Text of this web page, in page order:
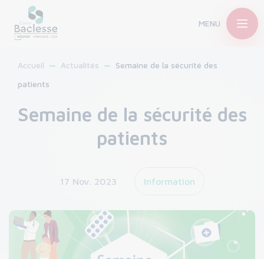
MENU
Accueil Actualités
Semaine de la sécurité des
patients
Semaine de la sécurité des
patients
17 Nov. 2023 Information